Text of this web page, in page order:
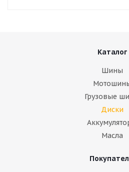
Каталог
Шины
Грузовые
Диски
Масла